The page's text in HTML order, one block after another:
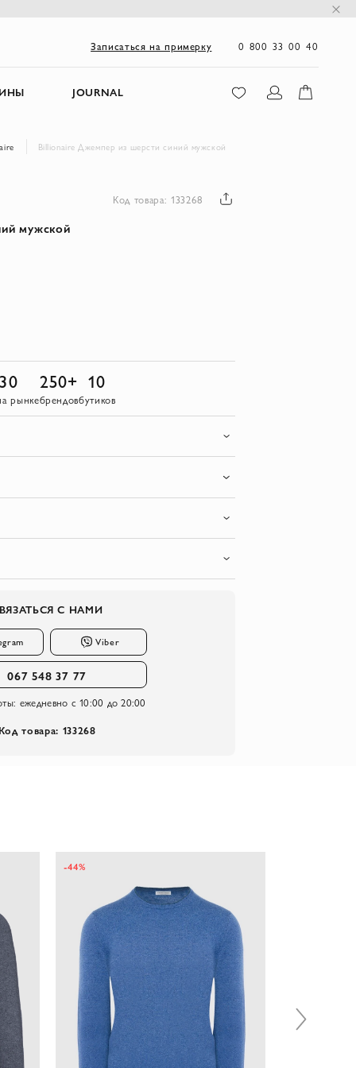
Записаться на примерку 0 800 33 00 40
JOURNAL
Billionaire Джемпер из шерсти синий мужской
Код товара: 133268
мужской
30
рынке
250+
брендов
10
бутиков
С НАМИ
Viber
067 548 37 77
ежедневно с 10:00 до 20:00
Код товара: 133268
-44%